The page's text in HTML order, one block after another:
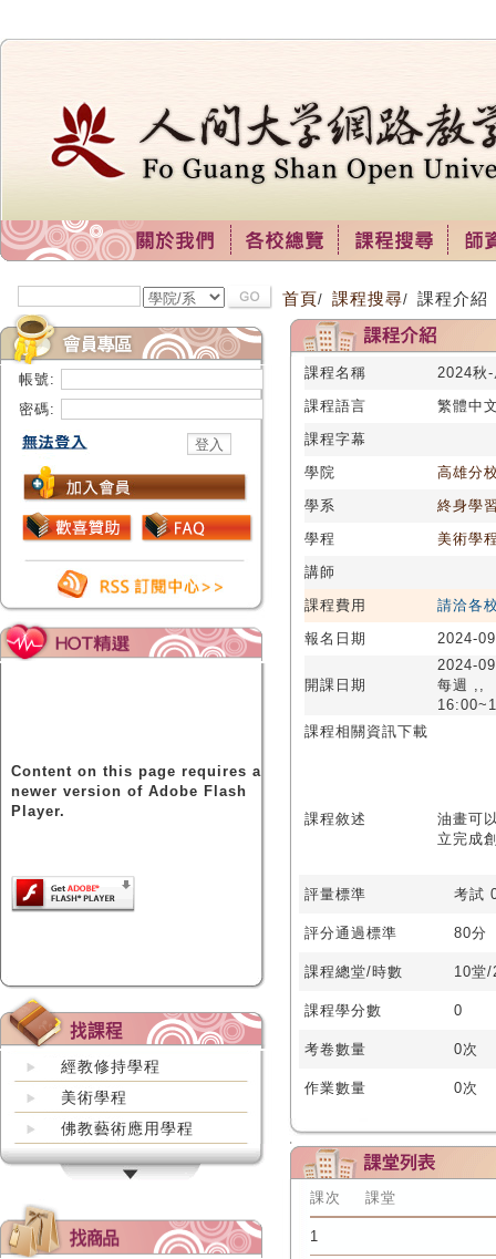
帳號:
密碼:
Content on this page requires a
newer version of Adobe Flash
Player.
經教修持學程
美術學程
佛教藝術應用學程
首頁/ 課程搜尋/ 課程介紹
課程名稱
2024秋
課程語言
繁體中
課程字幕
學院
高雄分
學系
終身學
學程
美術學
講師
課程費用
請洽各
報名日期
2024-
開課日期
2024-
每週 ,,
課程相關資訊下載
課程敘述
油畫可
立完成
評量標準 考試
評分通過標準 80分
課程總堂/時數 10堂/
課程學分數 0
考卷數量 0次
作業數量 0次
課次 課堂
1